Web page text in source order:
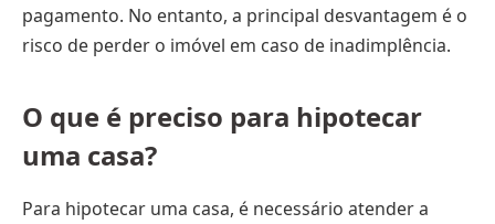
pagamento. No entanto, a principal desvantagem é o
risco de perder o imóvel em caso de inadimplência.
O que é preciso para hipotecar
uma casa?
Para hipotecar uma casa, é necessário atender a